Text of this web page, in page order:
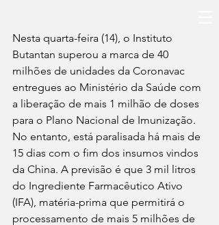
Nesta quarta-feira (14), o Instituto
Butantan superou a marca de 40
milhões de unidades da Coronavac
entregues ao Ministério da Saúde com
a liberação de mais 1 milhão de doses
para o Plano Nacional de Imunização.
No entanto, está paralisada há mais de
15 dias com o fim dos insumos vindos
da China. A previsão é que 3 mil litros
do Ingrediente Farmacêutico Ativo
(IFA), matéria-prima que permitirá o
processamento de mais 5 milhões de